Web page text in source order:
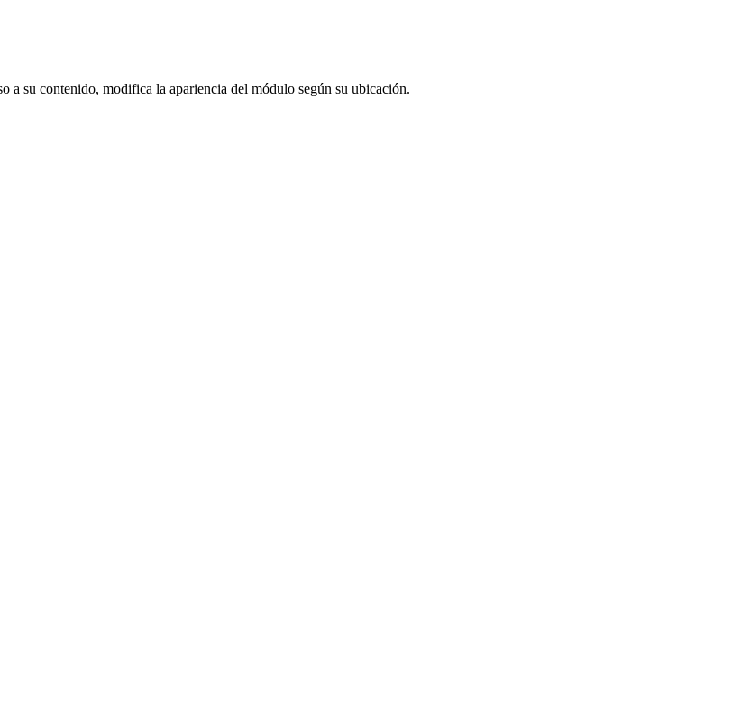
a su contenido, modifica la apariencia del módulo según su ubicación.